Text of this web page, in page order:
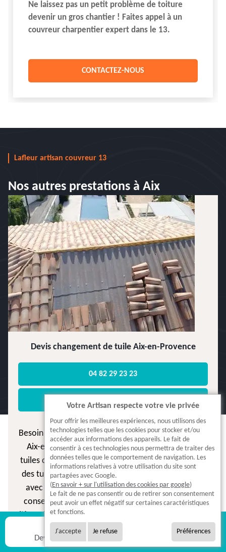
Devis gratuit Appel
Ne laissez pas un petit problème de toiture
devenir un gros chantier ! Faites appel à un
couvreur charpentier expert dans le 13.
CONTACTEZ-NOUS
Lafleur artisan couvreur 13
Nos autres prestations à Aix
Devis changement de tuile Aix-en-Provence
04 82 29 23 23
Besoin d’un devis pour changer des tuiles abîmées à
Aix-en-Provence ? Nos couvreurs identifient les
tuiles cassées ou poreuses, puis les remplacent par
des tuiles canal neuves, parfaitement compatibles
avec les toitures traditionnelles. Nous veillons à
conserver l’esthétique régionale tout en assurant
l’étanchéité. Pensez à faire contrôler régulièrement
votre toiture, surtout après les vents d’Est ou les
épisodes de grêle.
Votre Artisan respecte votre vie privée
Pour offrir les meilleures expériences, nous utilisons des
technologies telles que les cookies pour stocker et/ou
accéder aux informations des appareils. Le fait de
consentir à ces technologies nous permettra de traiter des
données telles que le comportement de navigation. Les
informations relatives à votre utilisation du site sont
partagées avec Google.
(En savoir + sur l'utilisation des cookies par google)
Le fait de ne pas consentir ou de retirer son consentement
peut avoir un effet négatif sur certaines caractéristiques
et fonctions.
J'accepte Je refuse Préférences
5.0
Lire nos371avis